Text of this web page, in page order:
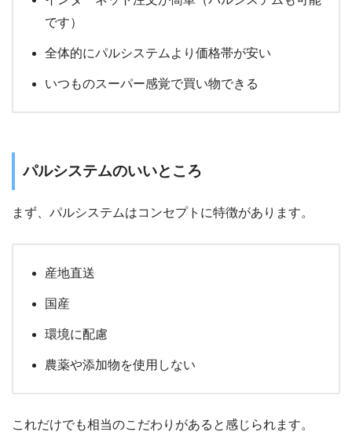
です）
全体的にパルシステムより価格帯が安い
いつものスーパー感覚で買い物できる
パルシステムのいいところ
まず、パルシステムはコンセプトに特徴があります。
産地直送
国産
環境に配慮
農薬や添加物を使用しない
これだけでも相当のこだわりがあると感じられます。